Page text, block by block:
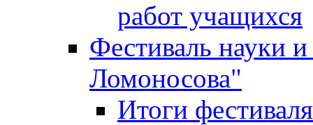
работ учащихся
Фестиваль науки
Ломоносова"
Итоги фестиваля